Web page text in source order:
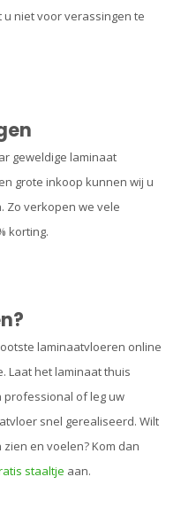
u niet voor verassingen te
geweldige laminaat
grote inkoop kunnen wij u
Zo verkopen we vele
korting.
laminaatvloeren online
Laat het laminaat thuis
professional of leg uw
snel gerealiseerd. Wilt
en voelen? Kom dan
staaltje aan.